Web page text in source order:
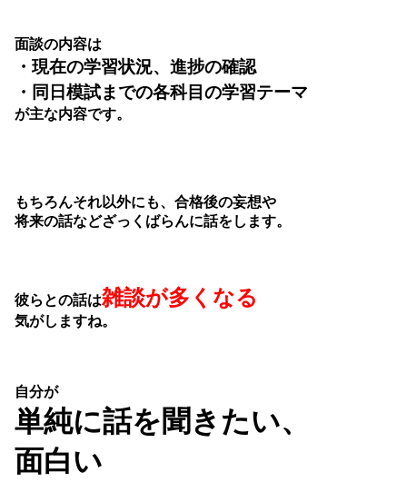
面談の内容は
・現在の学習状況、進捗の確認
・同日模試までの各科目の学習テーマ
が主な内容です。
もちろんそれ以外にも、合格後の妄想や
将来の話などざっくばらんに話をします。
彼らとの話は雑談が多くなる
気がしますね。
自分が
単純に話を聞きたい、
面白い